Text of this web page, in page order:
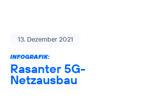
13. Dezember 2021
INFOGRAFIK:
Rasanter 5G-
Netzausbau